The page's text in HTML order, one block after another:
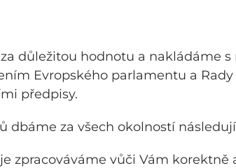
důležitou hodnotu a nakládáme
Evropského parlamentu a Rady
předpisy.
dbáme za všech okolností
zpracováváme vůči Vám korektně